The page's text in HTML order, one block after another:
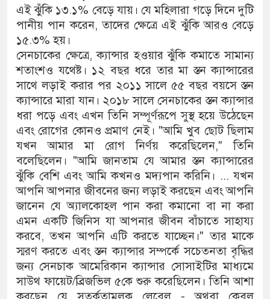
এই ঝুঁকি ১৩.১% বেড়ে যায়। যে মহিলারা গড়ে দিনে দুটি
পানীয় পান করেন, তাদের ক্ষেত্রে এই ঝুঁকি আরও বেড়ে
১৫.৩% হয়।
সেনচাকের ক্ষেত্রে, ক্যান্সার হওয়ার ঝুঁকি কমাতে সামান্য
শতাংশও যথেষ্ট। ১২ বছর ধরে তার মা স্তন ক্যান্সারের
সাথে লড়াই করার পর ২০১১ সালে ৫৫ বছর বয়সে স্তন
ক্যান্সারে মারা যান। ২০১৮ সালে সেনচাকের স্তন ক্যান্সার
ধরা পড়ে এবং এখন তিনি সম্পূর্ণরূপে সুস্থ হয়ে উঠেছেন
এবং রোগের কোনও প্রমাণ নেই। "আমি খুব ছোট ছিলাম
যখন আমার মা রোগ নির্ণয় করেছিলেন," তিনি
বলেছিলেন। "আমি জানতাম যে আমার স্তন ক্যান্সারের
ঝুঁকি বেশি এবং আমি কখনও মদ্যপান করিনি। ... যখন
আপনি আপনার জীবনের জন্য লড়াই করছেন এবং আপনি
জানেন যে অ্যালকোহল পান করা কমানো বা না করা
এমন একটি জিনিস যা আপনার জীবন বাঁচাতে সাহায্য
করবে, তখন আপনি এটি করতে যাচ্ছেন।" তার মাকে
স্মরণ করতে এবং স্তন ক্যান্সার সম্পর্কে সচেতনতা বৃদ্ধির
জন্য সেনচাক আমেরিকান ক্যান্সার সোসাইটির মাধ্যমে
সাউথ ফায়েট/ব্রিজভিল ৫কে শুরু করেছিলেন। তিনি আশা